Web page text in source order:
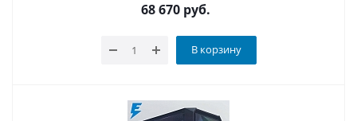
68 670 руб.
В корзину